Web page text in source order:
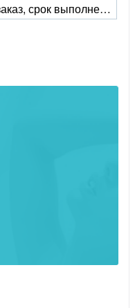
Двусторонний 90x135 см (на заказ, срок выполнения 5 рабочих дней)